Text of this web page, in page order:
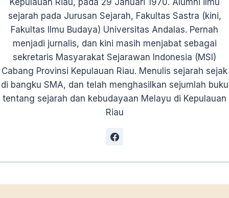
Kepulauan Riau, pada 29 Januari 1970. Alumni ilmu
sejarah pada Jurusan Sejarah, Fakultas Sastra (kini,
Fakultas Ilmu Budaya) Universitas Andalas. Pernah
menjadi jurnalis, dan kini masih menjabat sebagai
sekretaris Masyarakat Sejarawan Indonesia (MSI)
Cabang Provinsi Kepulauan Riau. Menulis sejarah sejak
di bangku SMA, dan telah menghasilkan sejumlah buku
tentang sejarah dan kebudayaan Melayu di Kepulauan
Riau